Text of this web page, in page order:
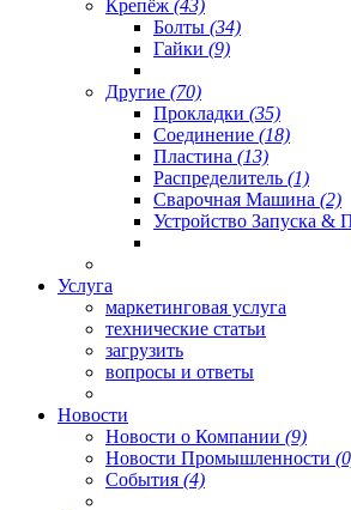
Крепёж (43)
Болты (34)
Гайки (9)
Другие (70)
Прокладки (35)
Соединение (18)
Пластина (13)
Распределитель (1)
Сварочная Машина (2)
Устройство Запуска &
Услуга
маркетинговая услуга
технические статьи
загрузить
вопросы и ответы
Новости
Новости о Компании (9)
Новости Промышленности
События (4)